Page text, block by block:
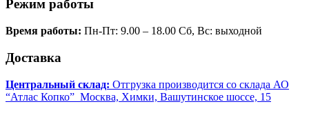
Режим работы
Время работы: Пн-Пт: 9.00 – 18.00 Сб, Вс: выходной
Доставка
Центральный склад: Отгрузка производится со склада АО
“Атлас Копко” Москва, Химки, Вашутинское шоссе, 15